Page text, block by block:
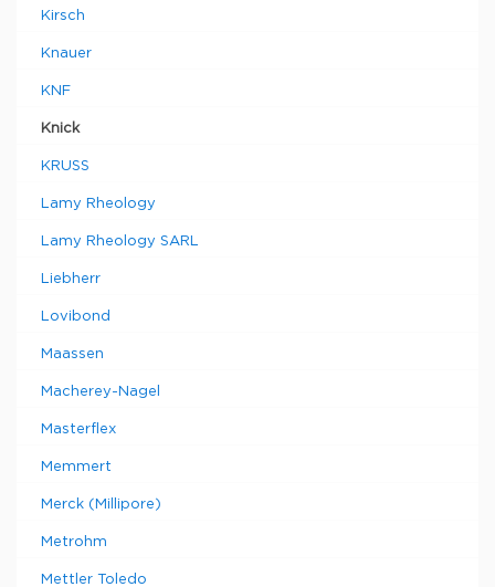
Kirsch
Knauer
KNF
Knick
KRUSS
Lamy Rheology
Lamy Rheology SARL
Liebherr
Lovibond
Maassen
Macherey-Nagel
Masterflex
Memmert
Merck (Millipore)
Metrohm
Mettler Toledo